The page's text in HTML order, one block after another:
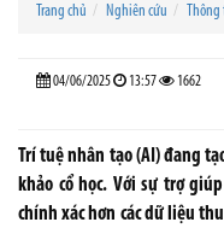
Trang chủ Nghiên cứu
04/06/2025 13:57 1662
Trí tuệ nhân tạo (AI) đang
khảo cổ học. Với sự trợ
chính xác hơn các dữ liệu